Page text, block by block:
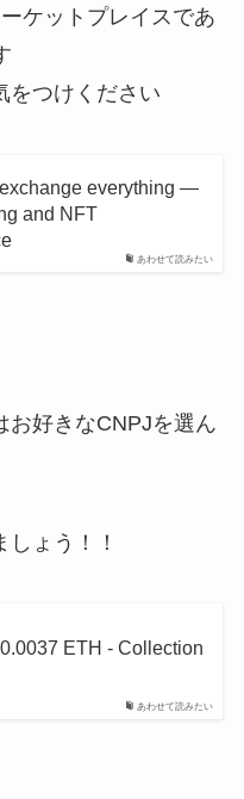
ケットプレイスであ
をつけください
あわせて読みたい
everything —
and NFT
お好きなCNPJを選ん
ょう！！
あわせて読みたい
ETH - Collection